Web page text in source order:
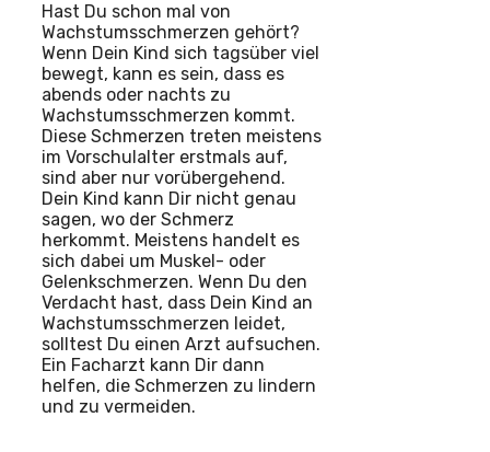
Hast Du schon mal von
Wachstumsschmerzen gehört?
Wenn Dein Kind sich tagsüber viel
bewegt, kann es sein, dass es
abends oder nachts zu
Wachstumsschmerzen kommt.
Diese Schmerzen treten meistens
im Vorschulalter erstmals auf,
sind aber nur vorübergehend.
Dein Kind kann Dir nicht genau
sagen, wo der Schmerz
herkommt. Meistens handelt es
sich dabei um Muskel- oder
Gelenkschmerzen. Wenn Du den
Verdacht hast, dass Dein Kind an
Wachstumsschmerzen leidet,
solltest Du einen Arzt aufsuchen.
Ein Facharzt kann Dir dann
helfen, die Schmerzen zu lindern
und zu vermeiden.